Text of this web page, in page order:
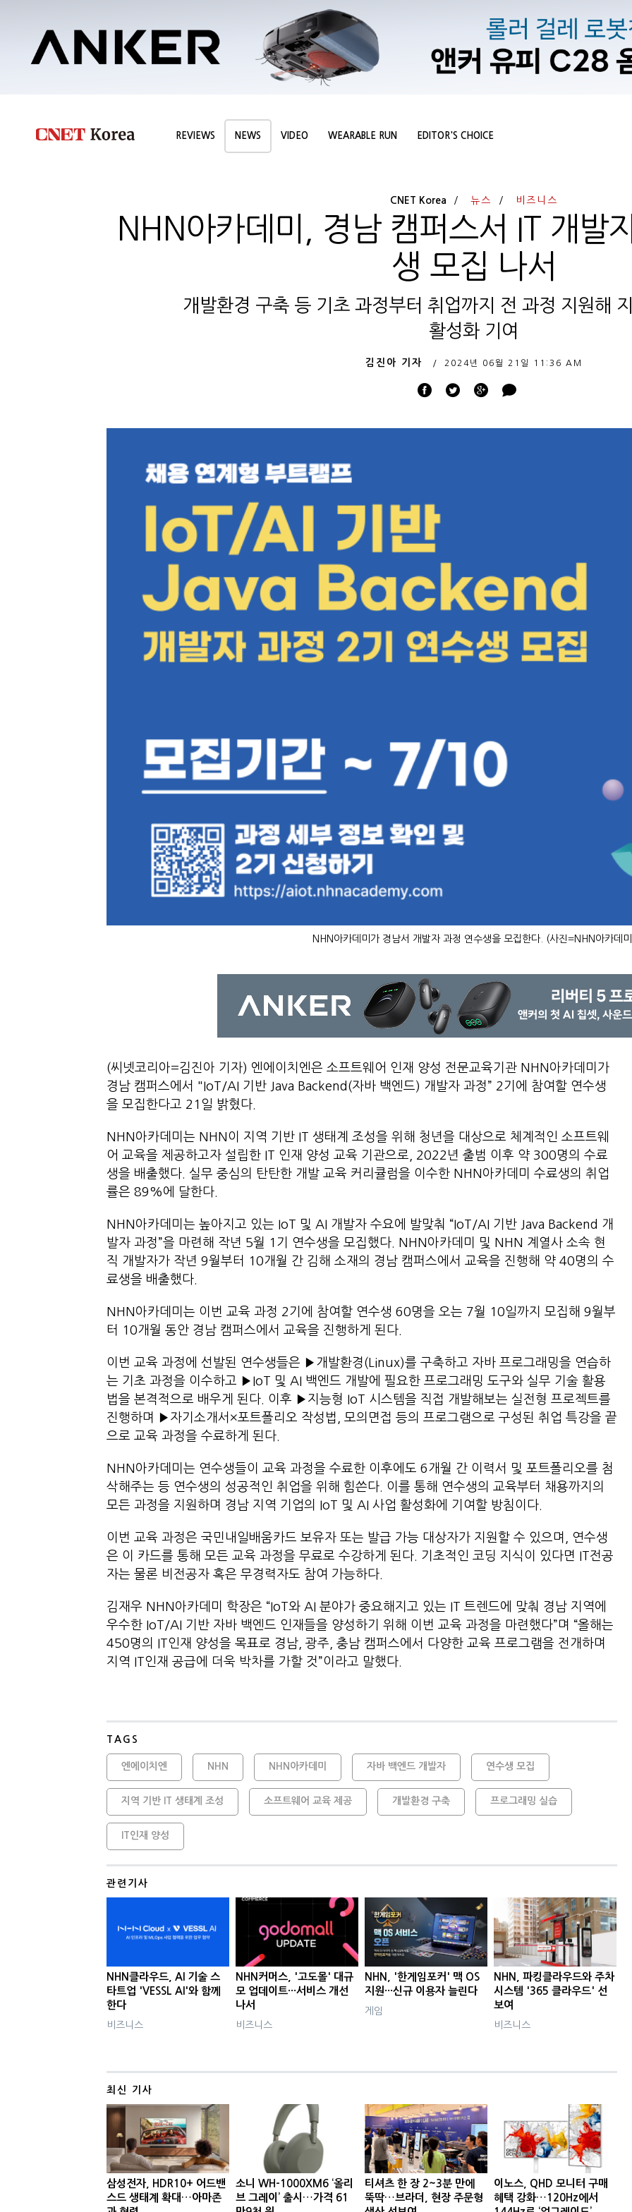
REVIEWS NEWS VIDEO WEARABLE RUN EDITOR'S CHOICE
CNET Korea 뉴스 비즈니스
NHN아카데미, 경남 캠퍼스서 IT 개발
생 모집 나서
개발환경 구축 등 기초 과정부터 취업까지 전 과정 지원해
활성화 기여
김진아 기자 2024년 06월 21일 11:36 AM
NHN아카데미가 경남서 개발자 과정 연수생을 모집한다. (사진=NHN아카데
(씨넷코리아=김진아 기자) 엔에이치엔은 소프트웨어 인재 양성 전문교육기관 NHN아카데미가
경남 캠퍼스에서 "IoT/AI 기반 Java Backend(자바 백엔드) 개발자 과정” 2기에 참여할 연수생
을 모집한다고 21일 밝혔다.
NHN아카데미는 NHN이 지역 기반 IT 생태계 조성을 위해 청년을 대상으로 체계적인 소프트웨
어 교육을 제공하고자 설립한 IT 인재 양성 교육 기관으로, 2022년 출범 이후 약 300명의 수료
생을 배출했다. 실무 중심의 탄탄한 개발 교육 커리큘럼을 이수한 NHN아카데미 수료생의 취업
률은 89%에 달한다.
NHN아카데미는 높아지고 있는 IoT 및 AI 개발자 수요에 발맞춰 “IoT/AI 기반 Java Backend 개
발자 과정”을 마련해 작년 5월 1기 연수생을 모집했다. NHN아카데미 및 NHN 계열사 소속 현
직 개발자가 작년 9월부터 10개월 간 김해 소재의 경남 캠퍼스에서 교육을 진행해 약 40명의 수
료생을 배출했다.
NHN아카데미는 이번 교육 과정 2기에 참여할 연수생 60명을 오는 7월 10일까지 모집해 9월부
터 10개월 동안 경남 캠퍼스에서 교육을 진행하게 된다.
이번 교육 과정에 선발된 연수생들은 ▶개발환경(Linux)를 구축하고 자바 프로그래밍을 연습하
는 기초 과정을 이수하고 ▶IoT 및 AI 백엔드 개발에 필요한 프로그래밍 도구와 실무 기술 활용
법을 본격적으로 배우게 된다. 이후 ▶지능형 IoT 시스템을 직접 개발해보는 실전형 프로젝트를
진행하며 ▶자기소개서×포트폴리오 작성법, 모의면접 등의 프로그램으로 구성된 취업 특강을 끝
으로 교육 과정을 수료하게 된다.
NHN아카데미는 연수생들이 교육 과정을 수료한 이후에도 6개월 간 이력서 및 포트폴리오를 첨
삭해주는 등 연수생의 성공적인 취업을 위해 힘쓴다. 이를 통해 연수생의 교육부터 채용까지의
모든 과정을 지원하며 경남 지역 기업의 IoT 및 AI 사업 활성화에 기여할 방침이다.
이번 교육 과정은 국민내일배움카드 보유자 또는 발급 가능 대상자가 지원할 수 있으며, 연수생
은 이 카드를 통해 모든 교육 과정을 무료로 수강하게 된다. 기초적인 코딩 지식이 있다면 IT전공
자는 물론 비전공자 혹은 무경력자도 참여 가능하다.
김재우 NHN아카데미 학장은 “IoT와 AI 분야가 중요해지고 있는 IT 트렌드에 맞춰 경남 지역에
우수한 IoT/AI 기반 자바 백엔드 인재들을 양성하기 위해 이번 교육 과정을 마련했다”며 “올해는
450명의 IT인재 양성을 목표로 경남, 광주, 충남 캠퍼스에서 다양한 교육 프로그램을 전개하며
지역 IT인재 공급에 더욱 박차를 가할 것”이라고 말했다.
TAGS
엔에이치엔 NHN NHN아카데미 자바 백엔드 개발자 연수생 모집
지역 기반 IT 생태계 조성 소프트웨어 교육 제공 개발환경 구축 프로그래밍 실습
IT인재 양성
관련기사
NHN클라우드, AI 기술 스
타트업 'VESSL AI'와 함께
한다
비즈니스
NHN커머스, '고도몰' 대규
모 업데이트···서비스 개선
나서
비즈니스
NHN, '한게임포커' 맥 OS
지원···신규 이용자 늘린다
게임
NHN, 파킹클라우드와 주차
시스템 '365 클라우드' 선
보여
비즈니스
최신 기사
삼성전자, HDR10+ 어드밴
스드 생태계 확대…아마존
소니 WH-1000XM6 ‘올리
브 그레이’ 출시…가격 61
티셔츠 한 장 2~3분 만에
뚝딱…브라더, 현장 주문형
이노스, QHD 모니터 구매
혜택 강화…120Hz에서